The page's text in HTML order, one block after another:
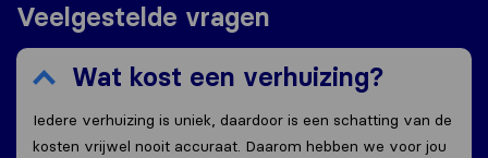
Veelgestelde vragen
Wat kost een verhuizing?
Iedere verhuizing is uniek, daardoor is een schatting van de
kosten vrijwel nooit accuraat. Daarom hebben we voor jou